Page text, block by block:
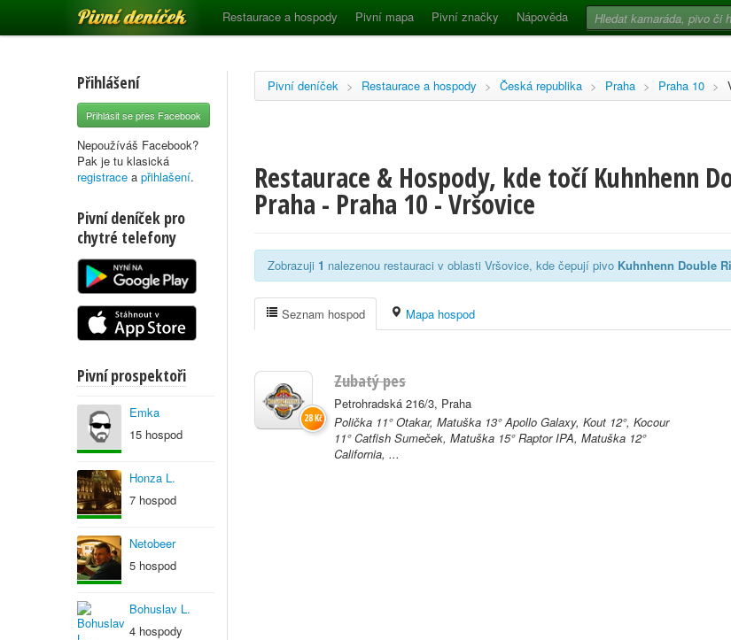
Pivní deníček Restaurace a hospody Pivní mapa Pivní značky Nápověda
Přihlášení
Přihlásit se přes Facebook
Nepoužíváš Facebook?
Pak je tu klasická
registrace a přihlašení.
Pivní deníček pro
chytré telefony
Pivní prospektoři
Emka
15 hospod
Honza L.
7 hospod
Netobeer
5 hospod
Bohuslav L.
4 hospody
Pivní deníček > Restaurace a hospody > Česká republika > Praha > Praha 10 >
Restaurace & Hospody, kde točí Kuhnhenn
Praha - Praha 10 - Vršovice
Zobrazuji 1 nalezenou restauraci v oblasti Vršovice, kde čepují pivo Kuhnhenn Double
Seznam hospod Mapa hospod
Zubatý pes
Petrohradská 216/3, Praha
Polička 11° Otakar, Matuška 13° Apollo Galaxy, Kout 12°, Kocour
11° Catfish Sumeček, Matuška 15° Raptor IPA, Matuška 12°
California, ...
28 Kč